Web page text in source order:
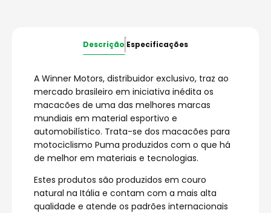
Descrição Especificações
A Winner Motors, distribuidor exclusivo, traz ao
mercado brasileiro em iniciativa inédita os
macacões de uma das melhores marcas
mundiais em material esportivo e
automobilístico. Trata-se dos macacões para
motociclismo Puma produzidos com o que há
de melhor em materiais e tecnologias.
Estes produtos são produzidos em couro
natural na Itália e contam com a mais alta
qualidade e atende os padrões internacionais